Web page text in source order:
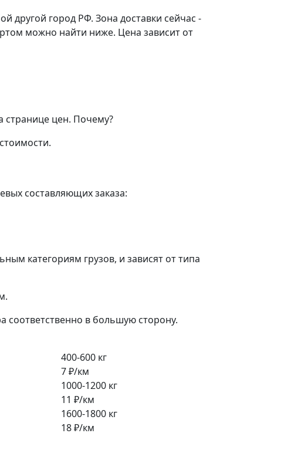
другой город РФ. Зона доставки сейчас -
можно найти ниже. Цена зависит от
странице цен. Почему?
составляющих заказа:
категориям грузов, и зависят от типа
соответственно в большую сторону.
400-600 кг
7 ₽/км
1000-1200 кг
11 ₽/км
1600-1800 кг
18 ₽/км